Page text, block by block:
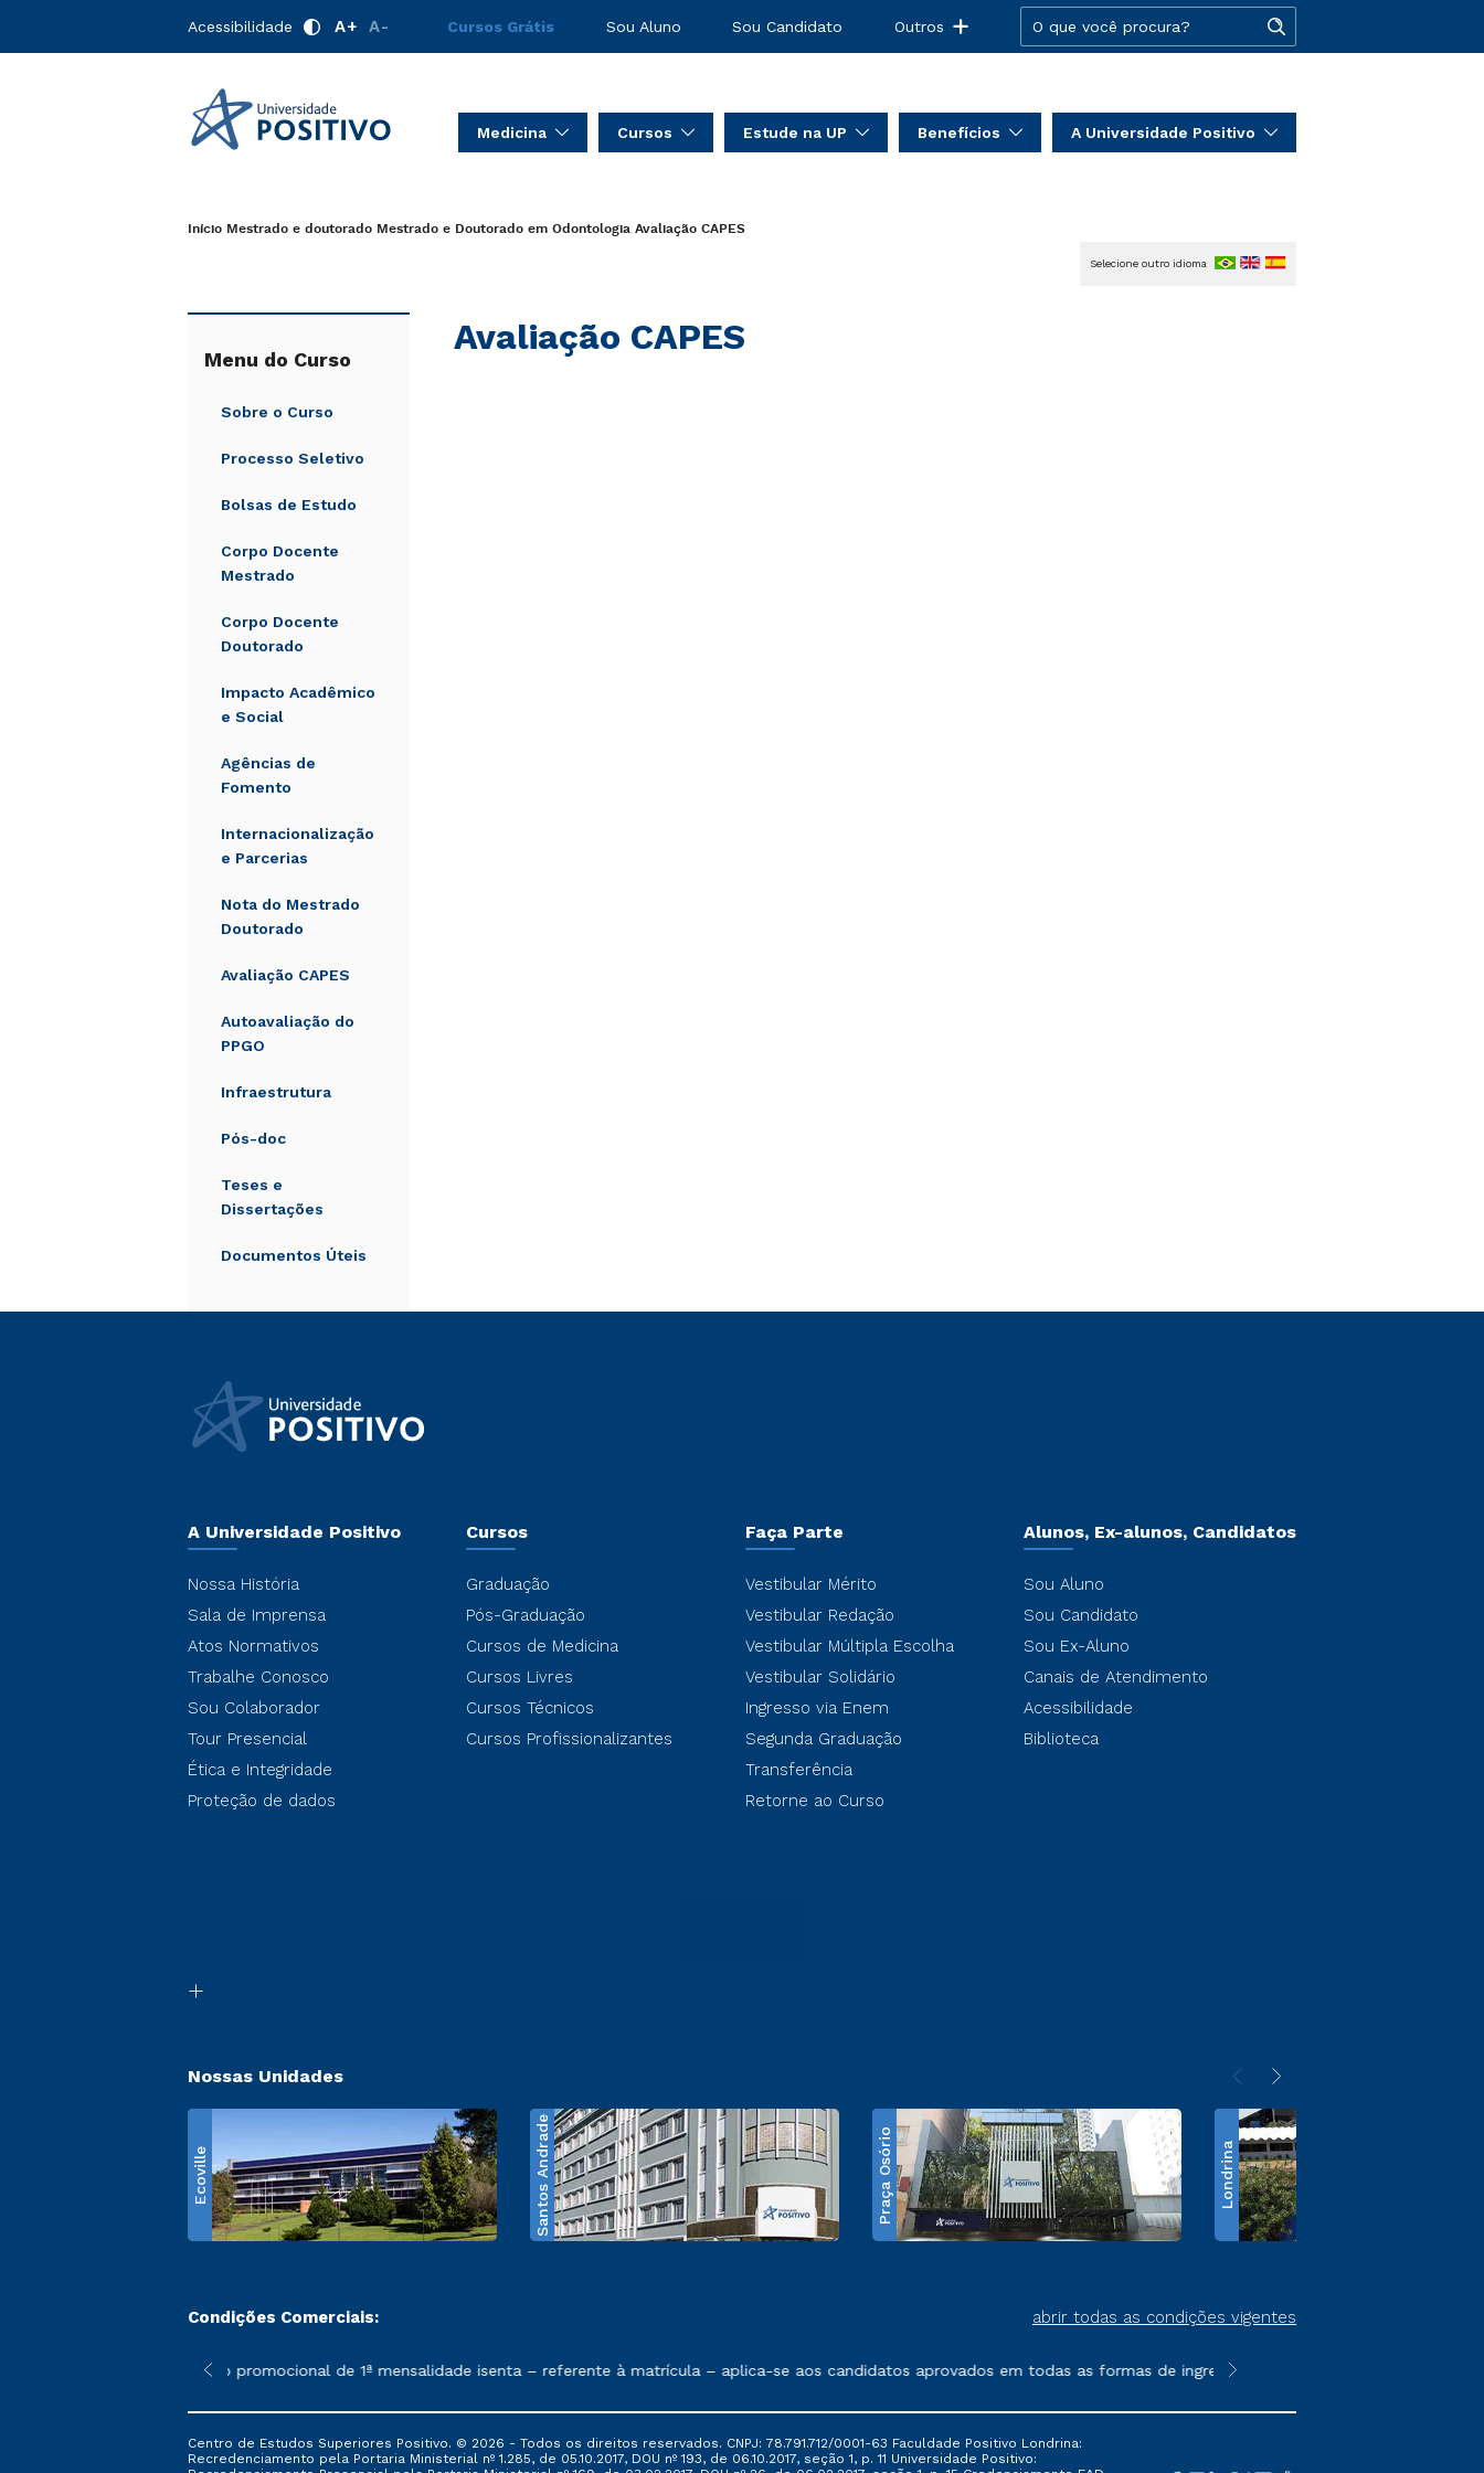
Acessibilidade A+ A- Cursos Grátis Sou Aluno Sou Candidato Outros
Medicina Cursos Estude na UP Benefícios A Universidade Positivo
Início Mestrado e doutorado Mestrado e Doutorado em Odontologia Avaliação CAPES
Menu do Curso
Sobre o Curso
Processo Seletivo
Bolsas de Estudo
Corpo Docente
Mestrado
Corpo Docente
Doutorado
Impacto Acadêmico
e Social
Agências de
Fomento
Internacionalização
e Parcerias
Nota do Mestrado
Doutorado
Avaliação CAPES
Autoavaliação do
PPGO
Infraestrutura
Pós-doc
Teses e
Dissertações
Documentos Úteis
Avaliação CAPES
Selecione outro idioma
A Universidade Positivo
Nossa História
Sala de Imprensa
Atos Normativos
Trabalhe Conosco
Sou Colaborador
Tour Presencial
Ética e Integridade
Proteção de dados
Cursos
Graduação
Pós-Graduação
Cursos de Medicina
Cursos Livres
Cursos Técnicos
Cursos Profissionalizantes
Faça Parte
Vestibular Mérito
Vestibular Redação
Vestibular Múltipla Escolha
Vestibular Solidário
Ingresso via Enem
Segunda Graduação
Transferência
Retorne ao Curso
Alunos, Ex-alunos, Candidatos
Sou Aluno
Sou Candidato
Sou Ex-Aluno
Canais de Atendimento
Acessibilidade
Biblioteca
Nossas Unidades
Ecoville Santos Andrade Praça Osório Londrina
Condições Comerciais: abrir todas as condições vigentes
sofrer alterações nos períodos de rematrícula conforme exposto no contrato de prestação de serviços
*A condição promocional de 1ª mensalidade isenta – referente à matrícula – aplica-se aos candidatos aprovados em todas as formas de ingresso, exceto na prova on-line ou
**Semipresencial é um formato do
Centro de Estudos Superiores Positivo. © 2026 - Todos os direitos reservados. CNPJ: 78.791.712/0001-63 Faculdade Positivo Londrina:
Recredenciamento pela Portaria Ministerial nº 1.285, de 05.10.2017, DOU nº 193, de 06.10.2017, seção 1, p. 11 Universidade Positivo: